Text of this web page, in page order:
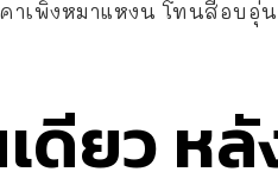
าเพิงหมาแหงน โทนสีอบอุ่
ดียว ห